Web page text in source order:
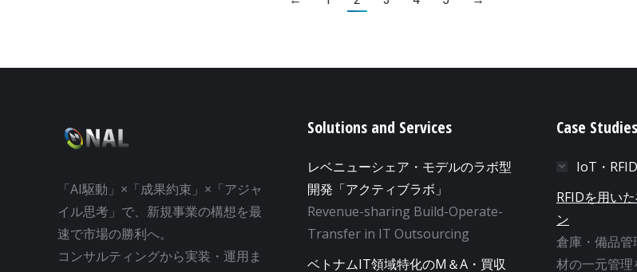
「AI駆動」×「成果約束」×「アジャ
イル思考」で、新規事業の構想を最
速で市場の勝利へ。
コンサルティングから実装・運用ま
Solutions and Services
レベニューシェア・モデルのラボ型
開発「アクティブラボ」
Revenue-sharing Build-Operate-
Transfer in IT Outsourcing
ベトナムIT領域特化のM＆A・買収
Case Studies
IoT・
RFIDを用い
ン
倉庫・備品
材の一元管理